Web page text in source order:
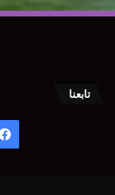
تابعنا